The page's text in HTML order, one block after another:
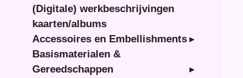
(Digitale) werkbeschrijvingen
kaarten/albums
Accessoires en Embellishments
Basismaterialen &
Gereedschappen